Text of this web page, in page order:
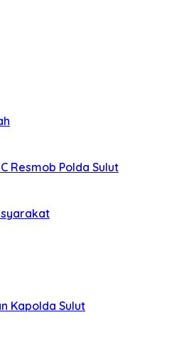
Resmob Polda Sulut
Kapolda Sulut